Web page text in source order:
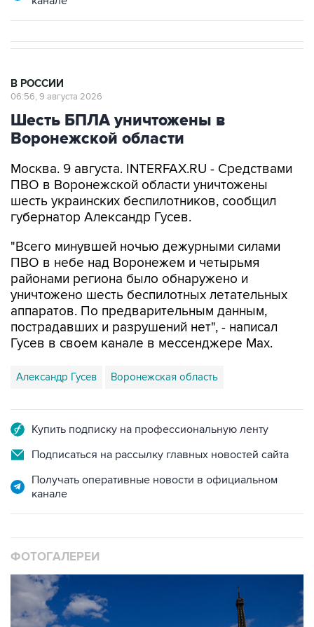
В РОССИИ
06:56, 9 августа 2026
Шесть БПЛА уничтожены в
Воронежской области
Москва. 9 августа. INTERFAX.RU - Средствами
ПВО в Воронежской области уничтожены
шесть украинских беспилотников, сообщил
губернатор Александр Гусев.
"Всего минувшей ночью дежурными силами
ПВО в небе над Воронежем и четырьмя
районами региона было обнаружено и
уничтожено шесть беспилотных летательных
аппаратов. По предварительным данным,
пострадавших и разрушений нет", - написал
Гусев в своем канале в мессенджере Max.
Александр Гусев Воронежская область
Купить подписку на профессиональную ленту
Подписаться на рассылку главных новостей сайта
Получать оперативные новости в официальном
канале
ФОТОГАЛЕРЕИ